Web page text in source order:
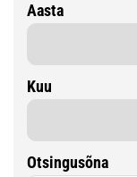
Aasta
Kuu
Otsingusõna